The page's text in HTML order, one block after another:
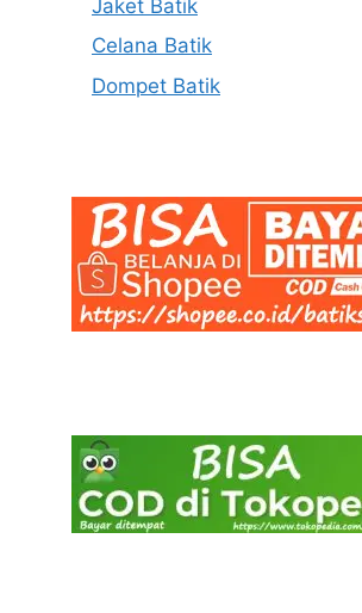
Jaket Batik
Celana Batik
Dompet Batik